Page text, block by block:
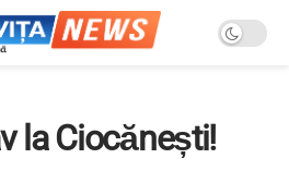
la Ciocănești!